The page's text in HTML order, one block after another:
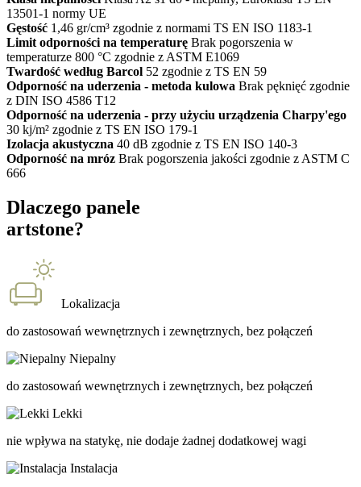
13501-1 normy UE
Gęstość 1,46 gr/cm³ zgodnie z normami TS EN ISO 1183-1
Limit odporności na temperaturę Brak pogorszenia w
temperaturze 800 °C zgodnie z ASTM E1069
Twardość według Barcol 52 zgodnie z TS EN 59
Odporność na uderzenia - metoda kulowa Brak pęknięć zgodnie
z DIN ISO 4586 T12
Odporność na uderzenia - przy użyciu urządzenia Charpy'ego
30 kj/m² zgodnie z TS EN ISO 179-1
Izolacja akustyczna 40 dB zgodnie z TS EN ISO 140-3
Odporność na mróz Brak pogorszenia jakości zgodnie z ASTM C
666
Dlaczego panele
artstone?
Lokalizacja
do zastosowań wewnętrznych i zewnętrznych, bez połączeń
Niepalny
do zastosowań wewnętrznych i zewnętrznych, bez połączeń
Lekki
nie wpływa na statykę, nie dodaje żadnej dodatkowej wagi
Instalacja